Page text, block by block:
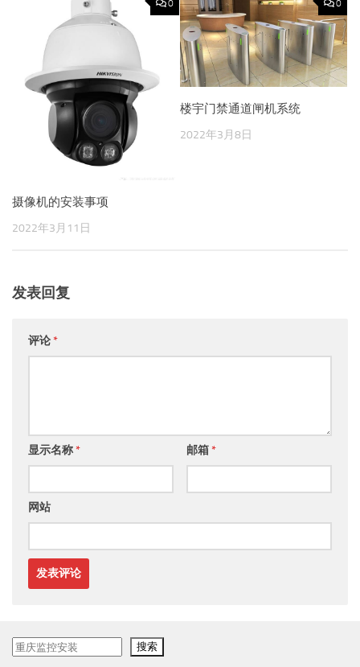
0
摄像机的安装事项
2022年3月11日
0
楼宇门禁通道闸机系统
2022年3月8日
发表回复
评论*
显示名称* 邮箱*
网站
搜
搜索